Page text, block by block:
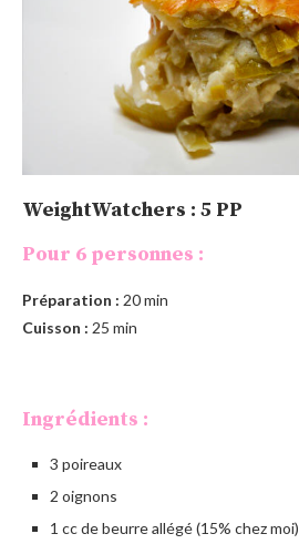
WeightWatchers : 5 PP
Pour 6 personnes :
Préparation : 20 min
Cuisson : 25 min
Ingrédients :
3 poireaux
2 oignons
1 cc de beurre allégé (15% chez moi)